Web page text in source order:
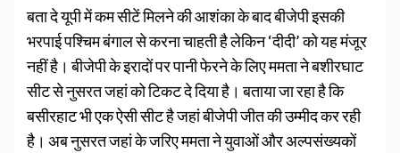
बता दे यूपी में कम सीटें मिलने की आशंका के बाद बीजेपी इसकी
भरपाई पश्चिम बंगाल से करना चाहती है लेकिन ‘दीदी’ को यह मंजूर
नहीं है। बीजेपी के इरादों पर पानी फेरने के लिए ममता ने बशीरघाट
सीट से नुसरत जहां को टिकट दे दिया है। बताया जा रहा है कि
बसीरहाट भी एक ऐसी सीट है जहां बीजेपी जीत की उम्‍मीद कर रही
है। अब नुसरत जहां के जरिए ममता ने युवाओं और अल्‍पसंख्‍यकों